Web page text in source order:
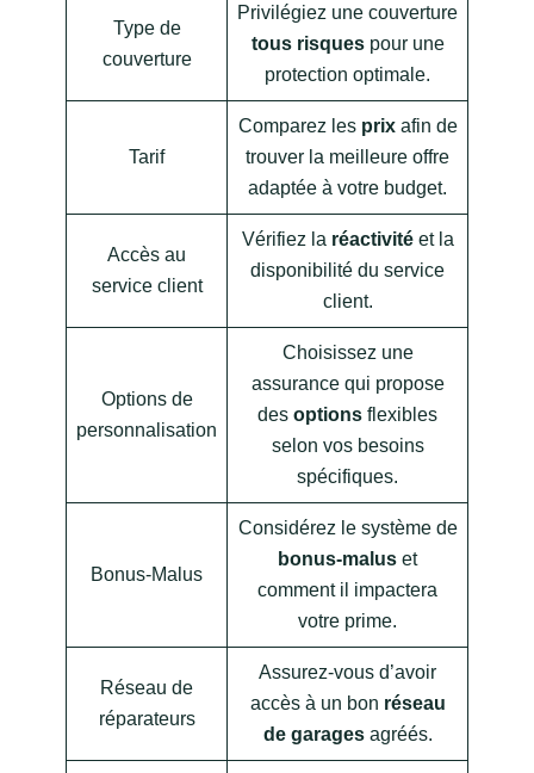
Type de
couverture
Privilégiez une couverture
tous risquespour une
protection optimale.
Tarif
Comparez les prixafin de
trouver la meilleure offre
adaptée à votre budget.
Accès au
service client
Vérifiez la réactivitéet la
disponibilité du service
client.
Options de
personnalisation
Choisissez une
assurance qui propose
des options flexibles
selon vos besoins
spécifiques.
Bonus-Malus
Considérez le système de
bonus-malus et
comment il impactera
votre prime.
Réseau de
réparateurs
Assurez-vous d’avoir
accès à un bon réseau
de garagesagréés.